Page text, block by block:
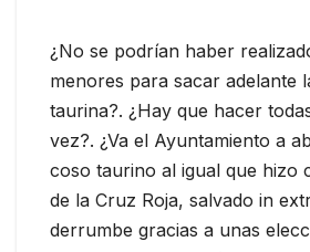
¿No se podrían haber
menores para sacar adelante
taurina?. ¿Hay que hacer
vez?. ¿Va el Ayuntamiento a
coso taurino al igual que hizo
de la Cruz Roja, salvado in
derrumbe gracias a unas